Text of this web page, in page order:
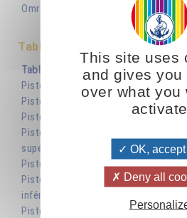
Omraam Mikhaël Aïvanhov
Table des matières
Table des matières
Piste 1 – Titre et note de l’éditeur
Piste 2 – Table des matières
Piste 3 – Nature humaine… ou nature
Piste 4 – La nature inférieure,
supérieure
Piste 5 – À la recherche de notre
Piste 6 – Comment échapper
inférieure
Piste 7 – Le soleil, symbole de la
This site uses
and gives you
over what you
activate
OK, accept
Deny all